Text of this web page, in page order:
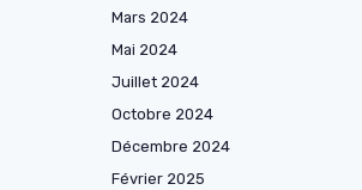
Mars 2024
Mai 2024
Juillet 2024
Octobre 2024
Décembre 2024
Février 2025